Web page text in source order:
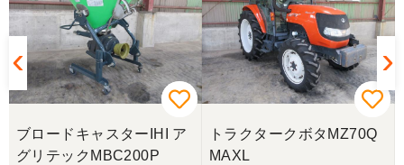
ブロードキャスターIHI ア
グリテックMBC200P
トラクタークボタMZ70Q
MAXL